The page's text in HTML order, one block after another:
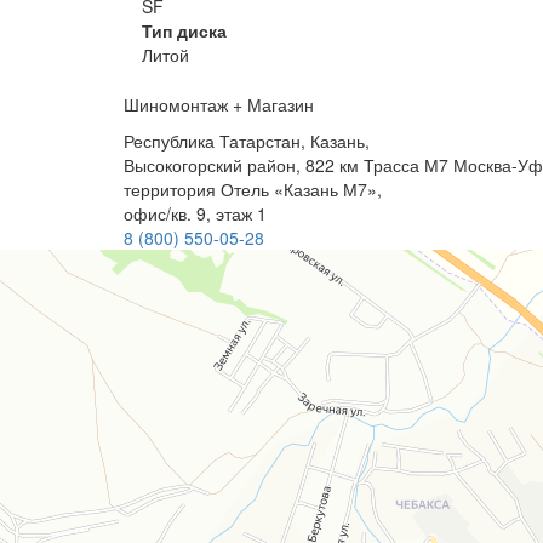
SF
Тип диска
Литой
Шиномонтаж + Магазин
Республика Татарстан, Казань,
Высокогорский район, 822 км Трасса М7 Москва-
территория Отель «Казань М7»,
офис/кв. 9, этаж 1
8 (800) 550-05-28